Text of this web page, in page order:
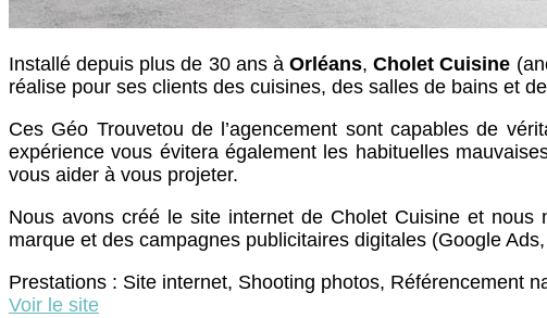
Installé depuis plus de 30 ans àOrléans,Cholet Cuisine
réalise pour ses clients des cuisines, des salles de bains et
Ces Géo Trouvetou de l’agencement sont capables de
expérience vous évitera également les habituelles
vous aider à vous projeter.
Nous avons créé le site internet de Cholet Cuisine et
marque et des campagnes publicitaires digitales (Google
Prestations : Site internet, Shooting photos, Référencement
Voir le site